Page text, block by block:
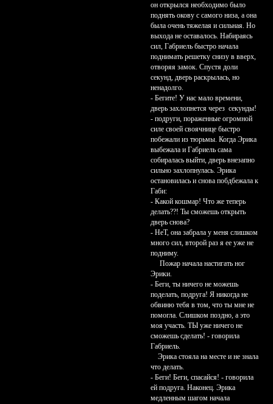
он открылся необходимо было
поднять окову с самого низа, а она
была очень тяжелая и сильная. Но
выхода не оставалось. Набираясь
сил, Габриель быстро начала
поднимать решетку снизу в вверх,
отворяя замок. Спустя доли
секунд, дверь раскрылась, но
ненадолго.
- Бегите! У нас мало времени,
дверь захлопнется через секунды!
- подруги, пораженные огромной
силе своей своячнице быстро
побежали из тюрьмы. Когда Эрика
выбежала и Габриель сама
собиралась выйти, дверь внезапно
сильно захлопнулась. Эрика
остановилась и снова побдбежала к
Габи:
- Какой кошмар! Что же теперь
делать??! Ты сможешь открыть
дверь снова?
- НеТ, она забрала у меня слишком
много сил, второй раз я ее уже не
подниму.
Пожар начала настигать ног
Эрики.
- Беги, ты ничего не можешь
поделать, подруга! Я никогда не
обвиню тебя в том, что ты мне не
помогла. Слишком поздно, а это
моя участь. ТЫ уже ничего не
сможешь сделать! - говорила
Габриель.
Эрика стояла на месте и не знала
что делать.
- Беги! Беги, спасайся! - говорила
ей подруга. Наконец. Эрика
медленным шагом начала